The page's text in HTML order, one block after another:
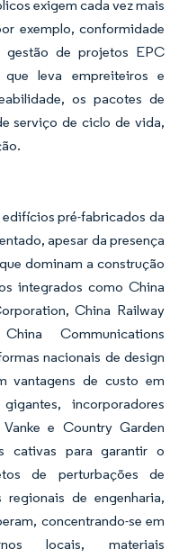
exigem cada vez mais
exemplo, conformidade
de projetos EPC
leva empreiteiros e
os pacotes de
serviço de ciclo de vida,
pré-fabricados da
apesar da presença
dominam a construção
integrados como China
China Railway
Communications
nacionais de design
vantagens de custo em
incorporadores
e Country Garden
cativas para garantir o
de perturbações de
de engenharia,
concentrando-se em
locais, materiais